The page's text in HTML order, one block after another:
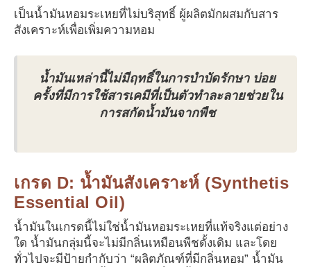
เป็นน้ำมันหอมระเหยที่ไม่บริสุทธิ์ ผู้ผลิตมักผสมกับสาร
สังเคราะห์เพื่อเพิ่มความหอม
น้ำมันเหล่านี้ไม่มีฤทธิ์ในการบำบัดรักษา บ่อย
ครั้งที่มีการใช้สารเคมีที่เป็นตัวทำละลายช่วยใน
การสกัดน้ำมันจากพืช
เกรด D: น้ำมันสังเคราะห์ (Synthetis
Essential Oil)
น้ำมันในเกรดนี้ไม่ใช่น้ำมันหอมระเหยที่แท้จริงแต่อย่าง
ใด น้ำมันกลุ่มนี้จะไม่มีกลิ่นเหมือนพืชดั้งเดิม และโดย
ทั่วไปจะมีป้ายกำกับว่า “ผลิตภัณฑ์ที่มีกลิ่นหอม” น้ำมัน